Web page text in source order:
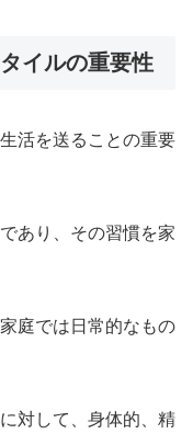
イルの重要性
活を送ることの重要
あり、その習慣を家
庭では日常的なもの
対して、身体的、精